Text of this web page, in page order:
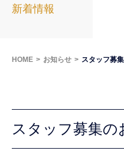
新着情報
HOME お知らせ スタッフ募
スタッフ募集の